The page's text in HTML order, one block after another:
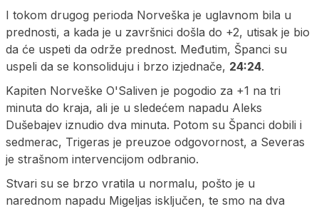
I tokom drugog perioda Norveška je uglavnom bila u
prednosti, a kada je u završnici došla do +2, utisak je bio
da će uspeti da održe prednost. Međutim, Španci su
uspeli da se konsoliduju i brzo izjednače, 24:24.
Kapiten Norveške O'Saliven je pogodio za +1 na tri
minuta do kraja, ali je u sledećem napadu Aleks
Dušebajev iznudio dva minuta. Potom su Španci dobili i
sedmerac, Trigeras je preuzoe odgovornost, a Severas
je strašnom intervencijom odbranio.
Stvari su se brzo vratila u normalu, pošto je u
narednom napadu Migeljas isključen, te smo na dva